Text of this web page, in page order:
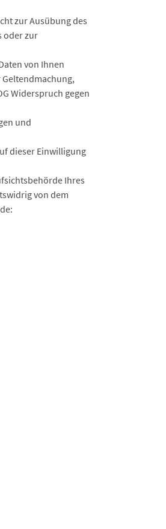
zur Ausübung des
oder zur
von Ihnen
Widerspruch gegen
und
dieser Einwilligung
Ihres
von dem